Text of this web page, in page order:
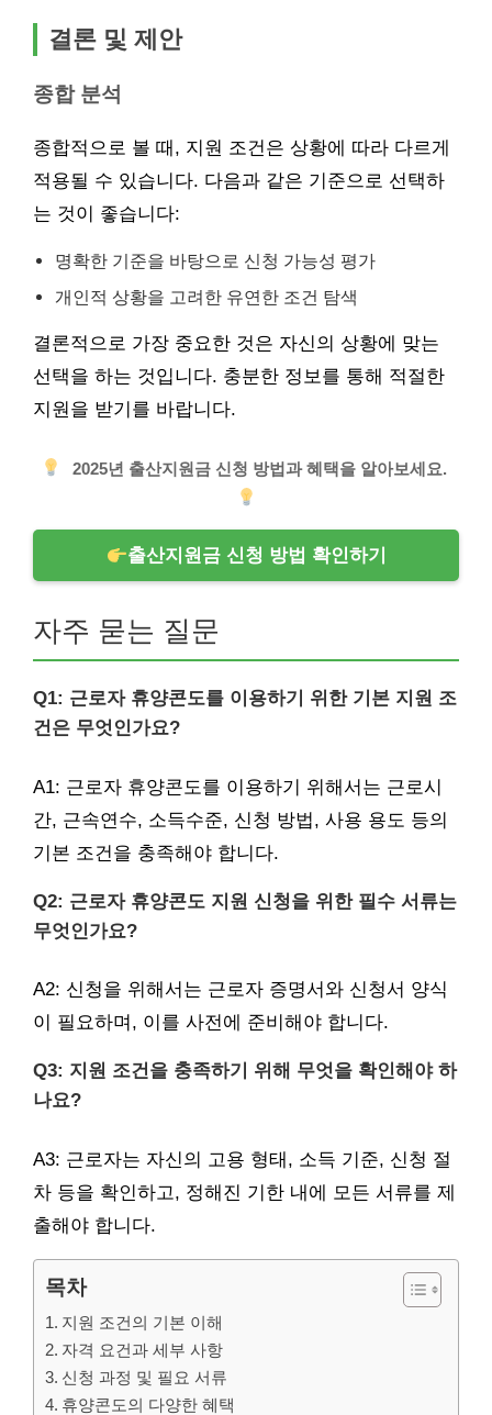
결론 및 제안
종합 분석
종합적으로 볼 때, 지원 조건은 상황에 따라 다르게
적용될 수 있습니다. 다음과 같은 기준으로 선택하
는 것이 좋습니다:
명확한 기준을 바탕으로 신청 가능성 평가
개인적 상황을 고려한 유연한 조건 탐색
결론적으로 가장 중요한 것은 자신의 상황에 맞는
선택을 하는 것입니다. 충분한 정보를 통해 적절한
지원을 받기를 바랍니다.
2025년 출산지원금 신청 방법과 혜택을 알아보세요.
출산지원금 신청 방법 확인하기
자주 묻는 질문
Q1: 근로자 휴양콘도를 이용하기 위한 기본 지원 조
건은 무엇인가요?
A1: 근로자 휴양콘도를 이용하기 위해서는 근로시
간, 근속연수, 소득수준, 신청 방법, 사용 용도 등의
기본 조건을 충족해야 합니다.
Q2: 근로자 휴양콘도 지원 신청을 위한 필수 서류는
무엇인가요?
A2: 신청을 위해서는 근로자 증명서와 신청서 양식
이 필요하며, 이를 사전에 준비해야 합니다.
Q3: 지원 조건을 충족하기 위해 무엇을 확인해야 하
나요?
A3: 근로자는 자신의 고용 형태, 소득 기준, 신청 절
차 등을 확인하고, 정해진 기한 내에 모든 서류를 제
출해야 합니다.
목차
지원 조건의 기본 이해
자격 요건과 세부 사항
신청 과정 및 필요 서류
휴양콘도의 다양한 혜택